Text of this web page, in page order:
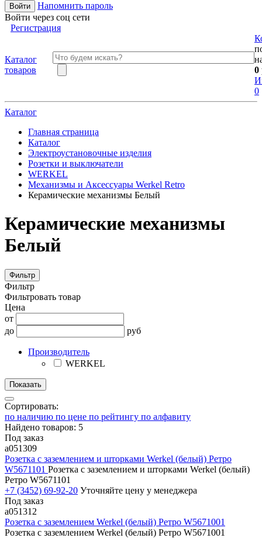
Напомнить пароль
Войти через соц сети
Регистрация
Каталог
товаров
0
0
Каталог
Главная страница
Каталог
Электроустановочные изделия
Розетки и выключатели
WERKEL
Механизмы и Аксессуары Werkel Retro
Керамические механизмы Белый
Керамические механизмы
Белый
Фильтр
Фильтр
Фильтровать товар
Цена
от
до
руб
Производитель
WERKEL
Сортировать:
по наличию по цене по рейтингу по алфавиту
Найдено товаров: 5
Под заказ
a051309
Розетка с заземлением и шторками Werkel (белый) Ретро
W5671101 Розетка с заземлением и шторками Werkel (белый)
Ретро W5671101
+7 (3452) 69-92-20 Уточняйте цену у менеджера
Под заказ
a051312
Розетка с заземлением Werkel (белый) Ретро W5671001
Розетка с заземлением Werkel (белый) Ретро W5671001